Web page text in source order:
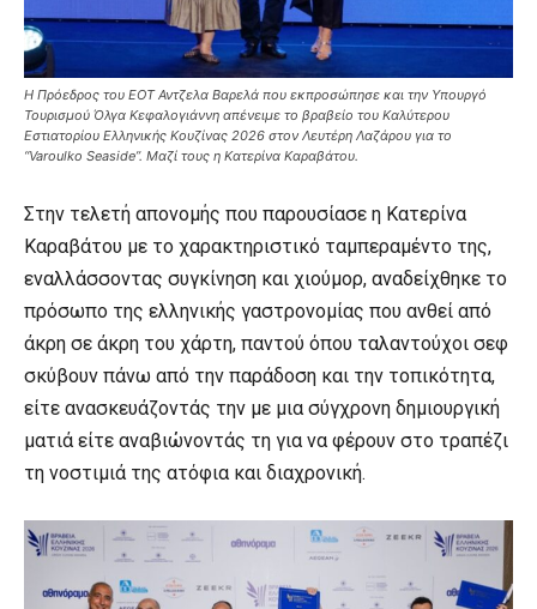
Η Πρόεδρος του ΕΟΤ Αντζελα Βαρελά που εκπροσώπησε και την Υπουργό
Τουρισμού Όλγα Κεφαλογιάννη απένειμε το βραβείο του Καλύτερου
Εστιατορίου Ελληνικής Κουζίνας 2026 στον Λευτέρη Λαζάρου για το
“Varoulko Seaside”. Μαζί τους η Κατερίνα Καραβάτου.
Στην τελετή απονομής που παρουσίασε η Κατερίνα
Καραβάτου με το χαρακτηριστικό ταμπεραμέντο της,
εναλλάσσοντας συγκίνηση και χιούμορ, αναδείχθηκε το
πρόσωπο της ελληνικής γαστρονομίας που ανθεί από
άκρη σε άκρη του χάρτη, παντού όπου ταλαντούχοι σεφ
σκύβουν πάνω από την παράδοση και την τοπικότητα,
είτε ανασκευάζοντάς την με μια σύγχρονη δημιουργική
ματιά είτε αναβιώνοντάς τη για να φέρουν στο τραπέζι
τη νοστιμιά της ατόφια και διαχρονική.